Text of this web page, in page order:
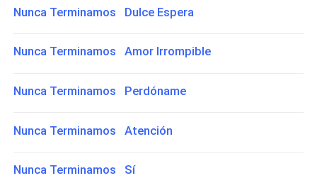
Nunca Terminamos Dulce Espera
Nunca Terminamos Amor Irrompible
Nunca Terminamos Perdóname
Nunca Terminamos Atención
Nunca Terminamos Sí